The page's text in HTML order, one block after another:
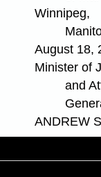
Winnipeg,
August 18,
Minister of
and
ANDREW